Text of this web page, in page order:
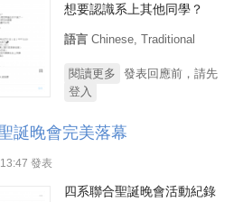
想要認識系上其他同學？
語言 Chinese, Traditional
閱讀更多 關於110學年度 統資系
發表回應前，請先
登入
誕晚會完美落幕
發表
四系聯合聖誕晚會活動紀錄